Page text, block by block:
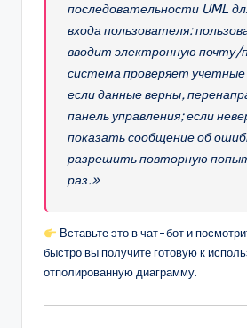
последовательности UML
входа пользователя:
вводит электронную почту/
система проверяет
если данные верны,
панель управления; если
показать сообщение об
разрешить повторную
раз.»
Вставьте это в чат-бот и
быстро вы получите готовую к
отполированную диаграмму.